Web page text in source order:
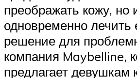
преображать кожу, но
одновременно лечить
решение для
компания Maybelline,
предлагает девушкам